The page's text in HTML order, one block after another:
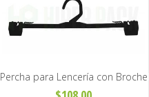
Percha para Lencería con Broche
Chica - Art. Y18